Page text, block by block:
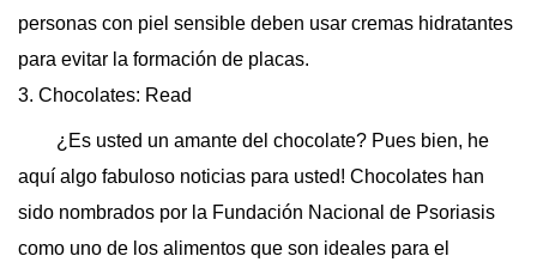
personas con piel sensible deben usar cremas hidratantes
para evitar la formación de placas.
3. Chocolates: Read
¿Es usted un amante del chocolate? Pues bien, he
aquí algo fabuloso noticias para usted! Chocolates han
sido nombrados por la Fundación Nacional de Psoriasis
como uno de los alimentos que son ideales para el